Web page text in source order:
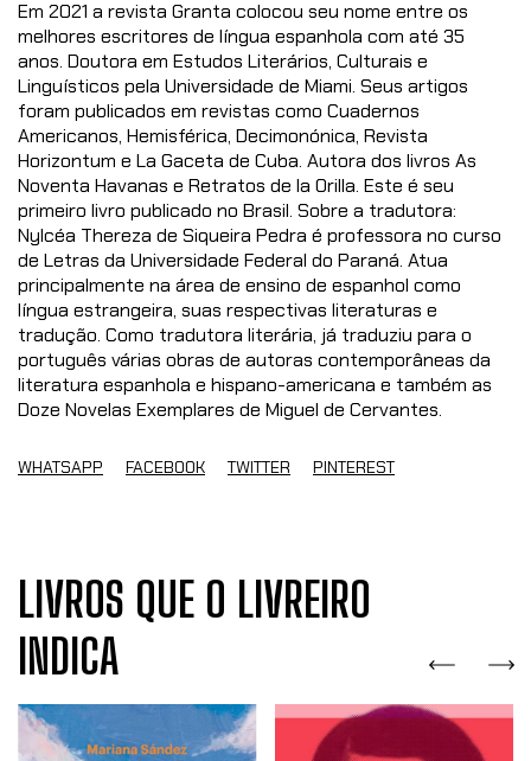
Em 2021 a revista Granta colocou seu nome entre os
melhores escritores de língua espanhola com até 35
anos. Doutora em Estudos Literários, Culturais e
Linguísticos pela Universidade de Miami. Seus artigos
foram publicados em revistas como Cuadernos
Americanos, Hemisférica, Decimonónica, Revista
Horizontum e La Gaceta de Cuba. Autora dos livros As
Noventa Havanas e Retratos de la Orilla. Este é seu
primeiro livro publicado no Brasil. Sobre a tradutora:
Nylcéa Thereza de Siqueira Pedra é professora no curso
de Letras da Universidade Federal do Paraná. Atua
principalmente na área de ensino de espanhol como
língua estrangeira, suas respectivas literaturas e
tradução. Como tradutora literária, já traduziu para o
português várias obras de autoras contemporâneas da
literatura espanhola e hispano-americana e também as
Doze Novelas Exemplares de Miguel de Cervantes.
WHATSAPP FACEBOOK TWITTER PINTEREST
LIVROS QUE O LIVREIRO
INDICA